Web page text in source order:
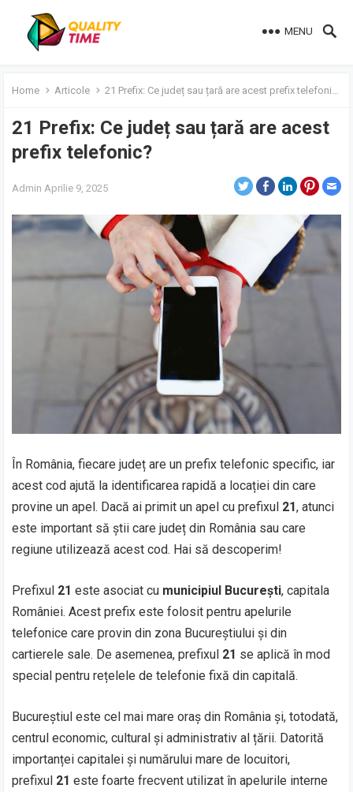
MENU
Home Articole 21 Prefix: Ce județ sau țară are acest prefix telefonic?
21 Prefix: Ce județ sau țară are acest
prefix telefonic?
Admin Aprilie 9, 2025
În România, fiecare județ are un prefix telefonic specific, iar
acest cod ajută la identificarea rapidă a locației din care
provine un apel. Dacă ai primit un apel cu prefixul 21, atunci
este important să știi care județ din România sau care
regiune utilizează acest cod. Hai să descoperim!
Prefixul 21 este asociat cu municipiul București, capitala
României. Acest prefix este folosit pentru apelurile
telefonice care provin din zona Bucureștiului și din
cartierele sale. De asemenea, prefixul 21 se aplică în mod
special pentru rețelele de telefonie fixă din capitală.
Bucureștiul este cel mai mare oraș din România și, totodată,
centrul economic, cultural și administrativ al țării. Datorită
importanței capitalei și numărului mare de locuitori,
prefixul 21 este foarte frecvent utilizat în apelurile interne